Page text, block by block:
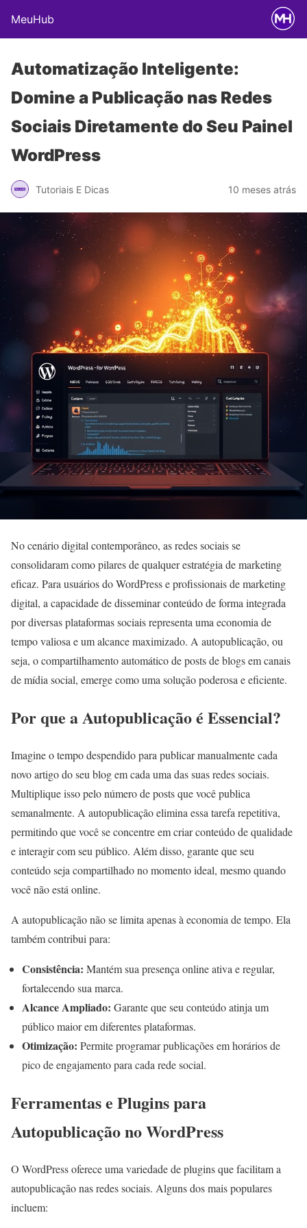
MeuHub
Automatização Inteligente:
Domine a Publicação nas Redes
Sociais Diretamente do Seu Painel
WordPress
Tutoriais E Dicas 10 meses atrás
No cenário digital contemporâneo, as redes sociais se
consolidaram como pilares de qualquer estratégia de marketing
eficaz. Para usuários do WordPress e profissionais de marketing
digital, a capacidade de disseminar conteúdo de forma integrada
por diversas plataformas sociais representa uma economia de
tempo valiosa e um alcance maximizado. A autopublicação, ou
seja, o compartilhamento automático de posts de blogs em canais
de mídia social, emerge como uma solução poderosa e eficiente.
Por que a Autopublicação é Essencial?
Imagine o tempo despendido para publicar manualmente cada
novo artigo do seu blog em cada uma das suas redes sociais.
Multiplique isso pelo número de posts que você publica
semanalmente. A autopublicação elimina essa tarefa repetitiva,
permitindo que você se concentre em criar conteúdo de qualidade
e interagir com seu público. Além disso, garante que seu
conteúdo seja compartilhado no momento ideal, mesmo quando
você não está online.
A autopublicação não se limita apenas à economia de tempo. Ela
também contribui para:
Consistência: Mantém sua presença online ativa e regular,
fortalecendo sua marca.
Alcance Ampliado: Garante que seu conteúdo atinja um
público maior em diferentes plataformas.
Otimização: Permite programar publicações em horários de
pico de engajamento para cada rede social.
Ferramentas e Plugins para
Autopublicação no WordPress
O WordPress oferece uma variedade de plugins que facilitam a
autopublicação nas redes sociais. Alguns dos mais populares
incluem: